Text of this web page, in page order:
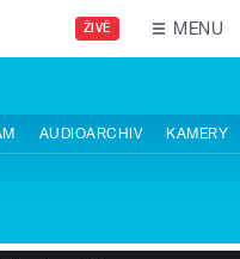
ŽIVĚ MENU
AUDIOARCHIV KAMERY